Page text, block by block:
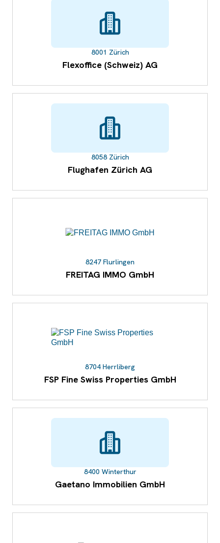
8001 Zürich
Flexoffice (Schweiz) AG
8058 Zürich
Flughafen Zürich AG
8247 Flurlingen
FREITAG IMMO GmbH
8704 Herrliberg
FSP Fine Swiss Properties GmbH
8400 Winterthur
Gaetano Immobilien GmbH